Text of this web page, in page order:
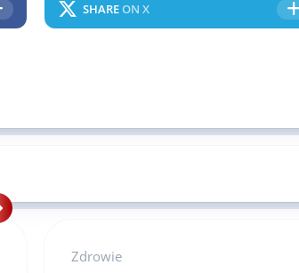
SHAREON X
Zdrowie